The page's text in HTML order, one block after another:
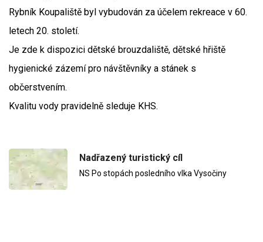
Rybník Koupaliště byl vybudován za účelem rekreace v 60.
letech 20. století.
Je zde k dispozici dětské brouzdaliště, dětské hřiště
hygienické zázemí pro návštěvníky a stánek s
občerstvením.
Kvalitu vody pravidelně sleduje KHS.
Nadřazený turistický cíl
NS Po stopách posledního vlka Vysočiny